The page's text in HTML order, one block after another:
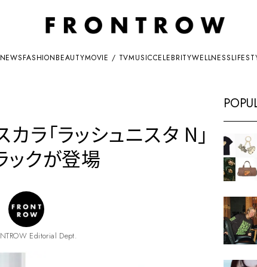
NEWSFASHIONBEAUTYMOVIE / TVMUSICCELEBRITYWELLNESS
ラ「ラッシュニスタ N」
ックが登場
Editorial Dept.